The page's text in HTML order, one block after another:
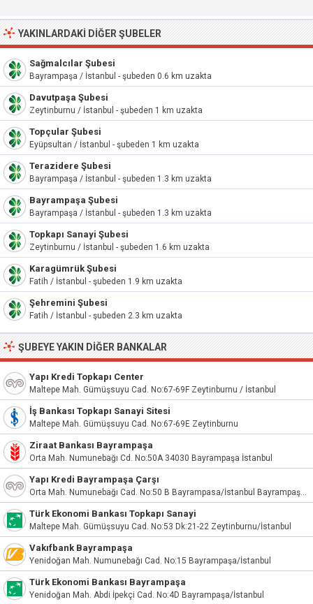
YAKINLARDAKI DIĞER ŞUBELER
Sağmalcılar Şubesi
Bayrampaşa / İstanbul - şubeden 0.6 km uzakta
Davutpaşa Şubesi
Zeytinburnu / İstanbul - şubeden 1 km uzakta
Topçular Şubesi
Eyüpsultan / İstanbul - şubeden 1 km uzakta
Terazidere Şubesi
Bayrampaşa / İstanbul - şubeden 1.3 km uzakta
Bayrampaşa Şubesi
Bayrampaşa / İstanbul - şubeden 1.3 km uzakta
Topkapı Sanayi Şubesi
Zeytinburnu / İstanbul - şubeden 1.6 km uzakta
Karagümrük Şubesi
Fatih / İstanbul - şubeden 1.9 km uzakta
Şehremini Şubesi
Fatih / İstanbul - şubeden 2.3 km uzakta
ŞUBEYE YAKIN DIĞER BANKALAR
Yapı Kredi Topkapı Center
Maltepe Mah. Gümüşsuyu Cad. No:67-69F Zeytinburnu / İstanbul
İş Bankası Topkapı Sanayi Sitesi
Maltepe Mah. Gümüşsuyu Cad. No:67-69E Zeytinburnu
Ziraat Bankası Bayrampaşa
Orta Mah. Numunebağı Cd. No:50A 34030 Bayrampaşa İstanbul
Yapı Kredi Bayrampaşa Çarşı
Orta Mah. Numunebağı Cad. No:50 B Bayrampasa/İstanbul Bayrampaşa / İstanbul
Türk Ekonomi Bankası Topkapı Sanayi
Maltepe Mah. Gümüşsuyu Cad. No:53 Dk:21-22 Zeytinburnu/İstanbul
Vakıfbank Bayrampaşa
Yenidoğan Mah. Numunebağı Cad. No:15 Bayrampaşa/İstanbul
Türk Ekonomi Bankası Bayrampaşa
Yenidoğan Mah. Abdi İpekçi Cad. No:4D Bayrampaşa/İstanbul